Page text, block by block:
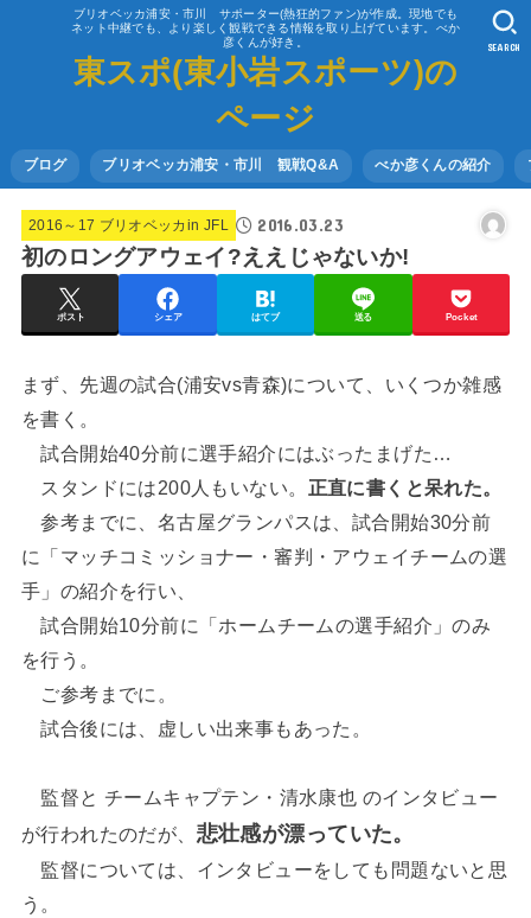
ブリオベッカ浦安・市川 サポーター(熱狂的ファン)が作成。現地でも
ネット中継でも、より楽しく観戦できる情報を取り上げています。べか
彦くんが好き。
東スポ(東小岩スポーツ)の
ページ
ブログ ブリオベッカ浦安・市川 観戦Q&A べか彦くんの紹介
SEARCH
2016～17 ブリオベッカin JFL 2016.03.23
初のロングアウェイ?ええじゃないか!
ポスト シェア はてブ 送る Pocket
まず、先週の試合(浦安vs青森)について、いくつか雑感
を書く。
試合開始40分前に選手紹介にはぶったまげた…
スタンドには200人もいない。 正直に書くと呆れた。
参考までに、名古屋グランパスは、試合開始30分前
に「マッチコミッショナー・審判・アウェイチームの選
手」の紹介を行い、
試合開始10分前に「ホームチームの選手紹介」のみ
を行う。
ご参考までに。
試合後には、虚しい出来事もあった。
監督と チームキャプテン・清水康也 のインタビュー
が行われたのだが、 悲壮感が漂っていた。
監督については、インタビューをしても問題ないと思
う。